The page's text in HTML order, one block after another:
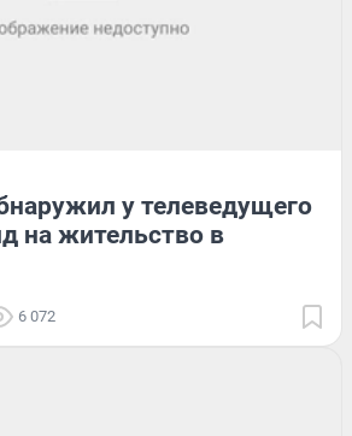
у телеведущего
на жительство в
6 072